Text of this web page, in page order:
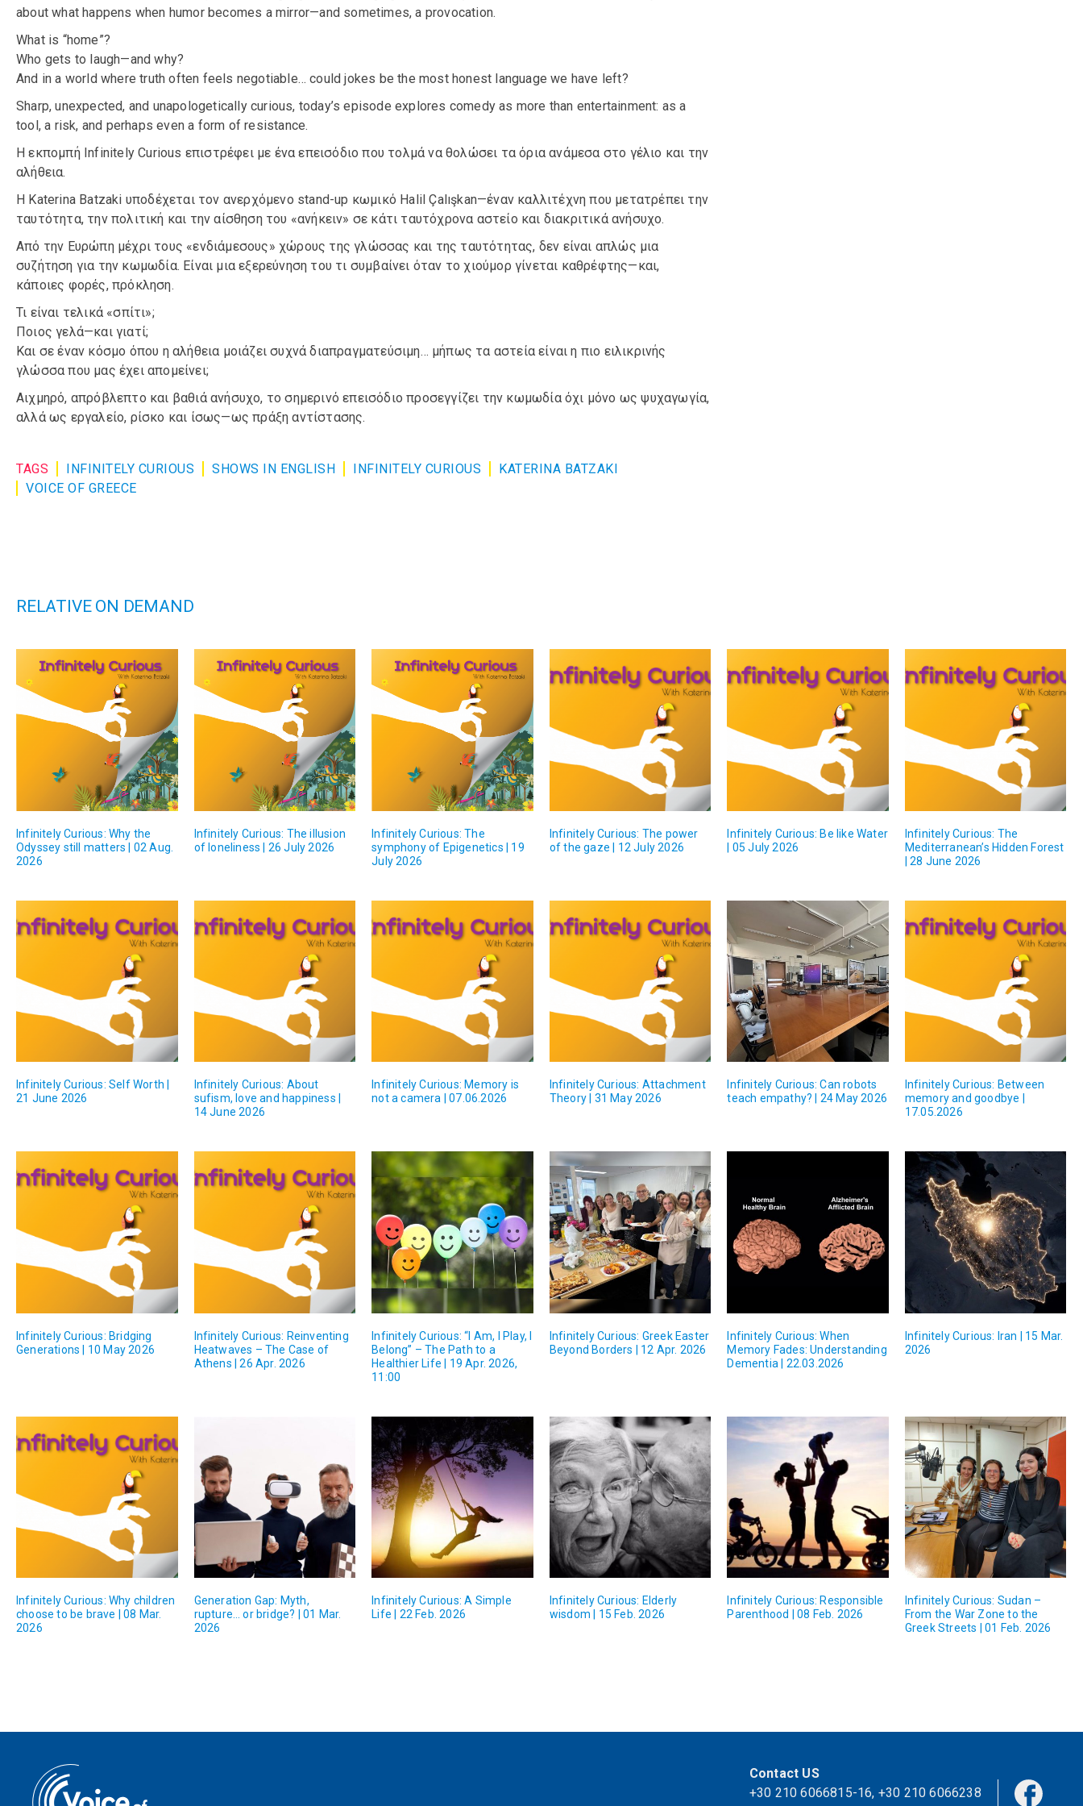
about what happens when humor becomes a mirror—and sometimes, a provocation.
What is “home”?
Who gets to laugh—and why?
And in a world where truth often feels negotiable… could jokes be the most honest language we have left?
Sharp, unexpected, and unapologetically curious, today’s episode explores comedy as more than entertainment: as a
tool, a risk, and perhaps even a form of resistance.
Η εκπομπή Infinitely Curious επιστρέφει με ένα επεισόδιο που τολμά να θολώσει τα όρια ανάμεσα στο γέλιο και την
αλήθεια.
Η Katerina Batzaki υποδέχεται τον ανερχόμενο stand-up κωμικό Halil Çalışkan—έναν καλλιτέχνη που μετατρέπει την
ταυτότητα, την πολιτική και την αίσθηση του «ανήκειν» σε κάτι ταυτόχρονα αστείο και διακριτικά ανήσυχο.
Από την Ευρώπη μέχρι τους «ενδιάμεσους» χώρους της γλώσσας και της ταυτότητας, δεν είναι απλώς μια
συζήτηση για την κωμωδία. Είναι μια εξερεύνηση του τι συμβαίνει όταν το χιούμορ γίνεται καθρέφτης—και,
κάποιες φορές, πρόκληση.
Τι είναι τελικά «σπίτι»;
Ποιος γελά—και γιατί;
Και σε έναν κόσμο όπου η αλήθεια μοιάζει συχνά διαπραγματεύσιμη… μήπως τα αστεία είναι η πιο ειλικρινής
γλώσσα που μας έχει απομείνει;
Αιχμηρό, απρόβλεπτο και βαθιά ανήσυχο, το σημερινό επεισόδιο προσεγγίζει την κωμωδία όχι μόνο ως ψυχαγωγία,
αλλά ως εργαλείο, ρίσκο και ίσως—ως πράξη αντίστασης.
TAGS INFINITELY CURIOUS SHOWS IN ENGLISH INFINITELY CURIOUS
KATERINA BATZAKI
VOICE OF GREECE
RELATIVE ON DEMAND
Infinitely Curious: Why the
Odyssey still matters | 02 Aug.
2026
Infinitely Curious: The illusion
of loneliness | 26 July 2026
Infinitely Curious: The
symphony of Epigenetics | 19
July 2026
Infinitely Curious: The power
of the gaze | 12 July 2026
Infinitely Curious: Be like Water
| 05 July 2026
Infinitely Curious: The
Mediterranean’s Hidden Forest
| 28 June 2026
Infinitely Curious: Self Worth |
21 June 2026
Infinitely Curious: About
sufism, love and happiness |
14 June 2026
Infinitely Curious: Memory is
not a camera | 07.06.2026
Infinitely Curious: Attachment
Theory | 31 May 2026
Infinitely Curious: Can robots
teach empathy? | 24 May 2026
Infinitely Curious: Between
memory and goodbye |
17.05.2026
Infinitely Curious: Bridging
Generations | 10 May 2026
Infinitely Curious: Reinventing
Heatwaves – The Case of
Athens | 26 Apr. 2026
Infinitely Curious: “I Am, I Play, I
Belong” – The Path to a
Healthier Life | 19 Apr. 2026,
11:00
Infinitely Curious: Greek Easter
Beyond Borders | 12 Apr. 2026
Infinitely Curious: When
Memory Fades: Understanding
Dementia | 22.03.2026
Infinitely Curious: Iran | 15 Mar.
2026
Infinitely Curious: Why children
choose to be brave | 08 Mar.
2026
Generation Gap: Myth,
rupture… or bridge? | 01 Mar.
2026
Infinitely Curious: A Simple
Life | 22 Feb. 2026
Infinitely Curious: Elderly
wisdom | 15 Feb. 2026
Infinitely Curious: Responsible
Parenthood | 08 Feb. 2026
Infinitely Curious: Sudan –
From the War Zone to the
Greek Streets | 01 Feb. 2026
Contact US
+30 210 6066815-16, +30 210 6066238